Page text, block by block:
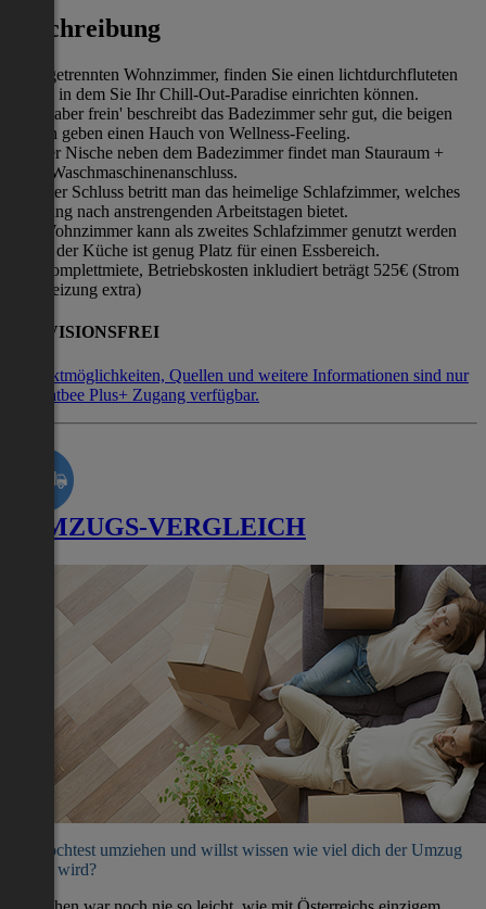
Beschreibung
Im abgetrennten Wohnzimmer, finden Sie einen lichtdurchfluteten
Raum, in dem Sie Ihr Chill-Out-Paradise einrichten können.
'Klein aber frein' beschreibt das Badezimmer sehr gut, die beigen
Fliesen geben einen Hauch von Wellness-Feeling.
In einer Nische neben dem Badezimmer findet man Stauraum +
einen Waschmaschinenanschluss.
Zu guter Schluss betritt man das heimelige Schlafzimmer, welches
Erholung nach anstrengenden Arbeitstagen bietet.
Das Wohnzimmer kann als zweites Schlafzimmer genutzt werden
und in der Küche ist genug Platz für einen Essbereich.
Die Komplettmiete, Betriebskosten inkludiert beträgt 525€ (Strom
und Heizung extra)
PROVISIONSFREI
Kontaktmöglichkeiten, Quellen und weitere Informationen sind nur
mit Flatbee Plus+ Zugang verfügbar.
UMZUGS-VERGLEICH
Du möchtest umziehen und willst wissen wie viel dich der Umzug
kosten wird?